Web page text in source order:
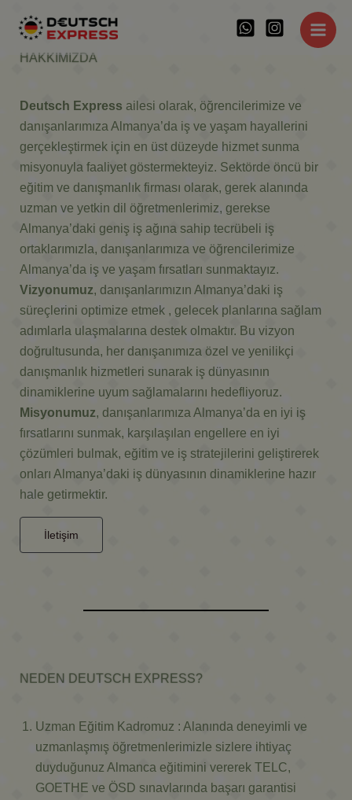
atla
Main
HAKKIMIZDA
Deutsch Express ailesi olarak, öğrencilerimize ve
danışanlarımıza Almanya’da iş ve yaşam hayallerini
gerçekleştirmek için en üst düzeyde hizmet sunma
misyonuyla faaliyet göstermekteyiz. Sektörde öncü bir
eğitim ve danışmanlık firması olarak, gerek alanında
uzman ve yetkin dil öğretmenlerimiz, gerekse
Almanya’daki geniş iş ağına sahip tecrübeli iş
ortaklarımızla, danışanlarımıza ve öğrencilerimize
Almanya’da iş ve yaşam fırsatları sunmaktayız.
Vizyonumuz, danışanlarımızın Almanya’daki iş
süreçlerini optimize etmek , gelecek planlarına sağlam
adımlarla ulaşmalarına destek olmaktır. Bu vizyon
doğrultusunda, her danışanımıza özel ve yenilikçi
danışmanlık hizmetleri sunarak iş dünyasının
dinamiklerine uyum sağlamalarını hedefliyoruz.
Misyonumuz, danışanlarımıza Almanya’da en iyi iş
fırsatlarını sunmak, karşılaşılan engellere en iyi
çözümleri bulmak, eğitim ve iş stratejilerini geliştirerek
onları Almanya’daki iş dünyasının dinamiklerine hazır
hale getirmektir.
İletişim
NEDEN DEUTSCH EXPRESS?
Uzman Eğitim Kadromuz : Alanında deneyimli ve
uzmanlaşmış öğretmenlerimizle sizlere ihtiyaç
duyduğunuz Almanca eğitimini vererek TELC,
GOETHE ve ÖSD sınavlarında başarı garantisi